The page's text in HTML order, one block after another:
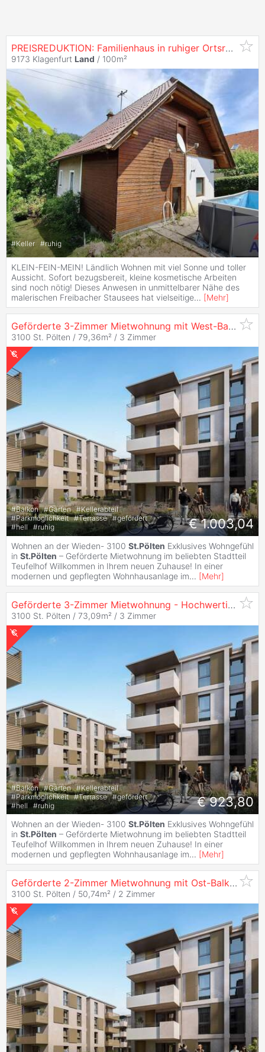
PREISREDUKTION: Familienhaus in ruhiger Ortsrandlage mit schöner Aussicht!
9173 Klagenfurt Land / 100m²
#Keller #ruhig
KLEIN-FEIN-MEIN! Ländlich Wohnen mit viel Sonne und toller
Aussicht. Sofort bezugsbereit, kleine kosmetische Arbeiten
sind noch nötig! Dieses Anwesen in unmittelbarer Nähe des
malerischen Freibacher Stausees hat vielseitige... [Mehr]
Geförderte 3-Zimmer Mietwohnung mit West-Balkon - Hochwertige Ausstattung -
3100 St. Pölten / 79,36m² / 3 Zimmer
#Balkon #Garten #Kellerabteil
#Parkmöglichkeit #Terrasse #gefördert
#hell #ruhig € 1.003,04
Wohnen an der Wieden- 3100 St.Pölten Exklusives Wohngefühl
in St.Pölten – Geförderte Mietwohnung im beliebten Stadtteil
Teufelhof Willkommen in Ihrem neuen Zuhause! In einer
modernen und gepflegten Wohnhausanlage im... [Mehr]
Geförderte 3-Zimmer Mietwohnung - Hochwertige Ausstattung -
3100 St. Pölten / 73,09m² / 3 Zimmer
#Balkon #Garten #Kellerabteil
#Parkmöglichkeit #Terrasse #gefördert
#hell #ruhig € 923,80
Wohnen an der Wieden- 3100 St.Pölten Exklusives Wohngefühl
in St.Pölten – Geförderte Mietwohnung im beliebten Stadtteil
Teufelhof Willkommen in Ihrem neuen Zuhause! In einer
modernen und gepflegten Wohnhausanlage im... [Mehr]
Geförderte 2-Zimmer Mietwohnung mit Ost-Balkon -
3100 St. Pölten / 50,74m² / 2 Zimmer